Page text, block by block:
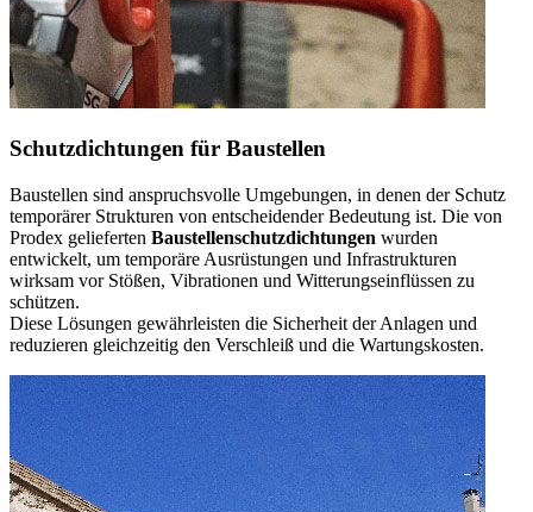
Schutzdichtungen für Baustellen
Baustellen sind anspruchsvolle Umgebungen, in denen der Schutz
temporärer Strukturen von entscheidender Bedeutung ist. Die von
Prodex gelieferten Baustellenschutzdichtungen wurden
entwickelt, um temporäre Ausrüstungen und Infrastrukturen
wirksam vor Stößen, Vibrationen und Witterungseinflüssen zu
schützen.
Diese Lösungen gewährleisten die Sicherheit der Anlagen und
reduzieren gleichzeitig den Verschleiß und die Wartungskosten.